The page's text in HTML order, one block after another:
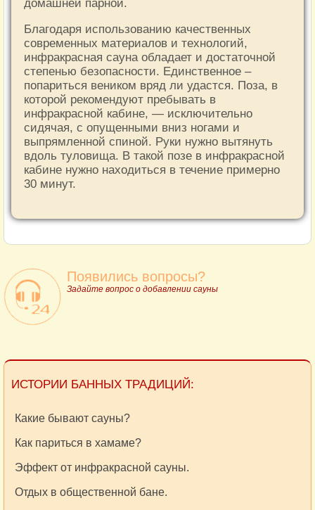
домашней парной.
Благодаря использованию качественных
современных материалов и технологий,
инфракрасная сауна обладает и достаточной
степенью безопасности. Единственное –
попариться веником вряд ли удастся. Поза, в
которой рекомендуют пребывать в
инфракрасной кабине, — исключительно
сидячая, с опущенными вниз ногами и
выпрямленной спиной. Руки нужно вытянуть
вдоль туловища. В такой позе в инфракрасной
кабине нужно находиться в течение примерно
30 минут.
Появились вопросы?
Задайте вопрос о добавлении сауны
ИСТОРИИ БАННЫХ ТРАДИЦИЙ:
Какие бывают сауны?
Как париться в хамаме?
Эффект от инфракрасной сауны.
Отдых в общественной бане.